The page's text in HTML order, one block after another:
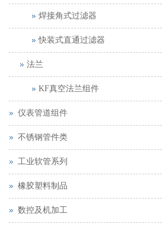
焊接角式过滤器
快装式直通过滤器
法兰
KF真空法兰组件
仪表管道组件
不锈钢管件类
工业软管系列
橡胶塑料制品
数控及机加工